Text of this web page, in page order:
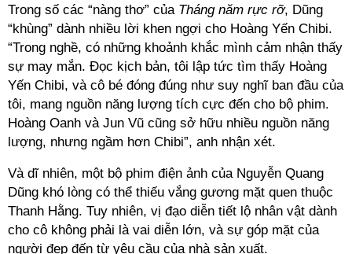
Trong số các “nàng thơ” của Tháng năm rực rỡ, Dũng
“khùng” dành nhiều lời khen ngợi cho Hoàng Yến Chibi.
“Trong nghề, có những khoảnh khắc mình cảm nhận thấy
sự may mắn. Đọc kịch bản, tôi lập tức tìm thấy Hoàng
Yến Chibi, và cô bé đóng đúng như suy nghĩ ban đầu của
tôi, mang nguồn năng lượng tích cực đến cho bộ phim.
Hoàng Oanh và Jun Vũ cũng sở hữu nhiều nguồn năng
lượng, nhưng ngầm hơn Chibi”, anh nhận xét.
Và dĩ nhiên, một bộ phim điện ảnh của Nguyễn Quang
Dũng khó lòng có thể thiếu vắng gương mặt quen thuộc
Thanh Hằng. Tuy nhiên, vị đạo diễn tiết lộ nhân vật dành
cho cô không phải là vai diễn lớn, và sự góp mặt của
người đẹp đến từ yêu cầu của nhà sản xuất.